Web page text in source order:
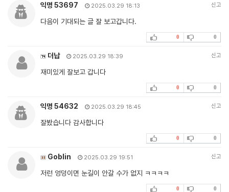
익명 53697 2025.03.29 18:13 신고
다음이 기대되는 글 잘 보고갑니다.
0 0
더납 2025.03.29 18:39 신고
재미있게 잘보고 갑니다
0 0
익명 54632 2025.03.29 18:45 신고
잘봤습니다 감사합니다
0 0
Goblin 2025.03.29 19:51 신고
저런 엉덩이면 눈길이 안갈 수가 없지 ㅋㅋㅋㅋ
0 0